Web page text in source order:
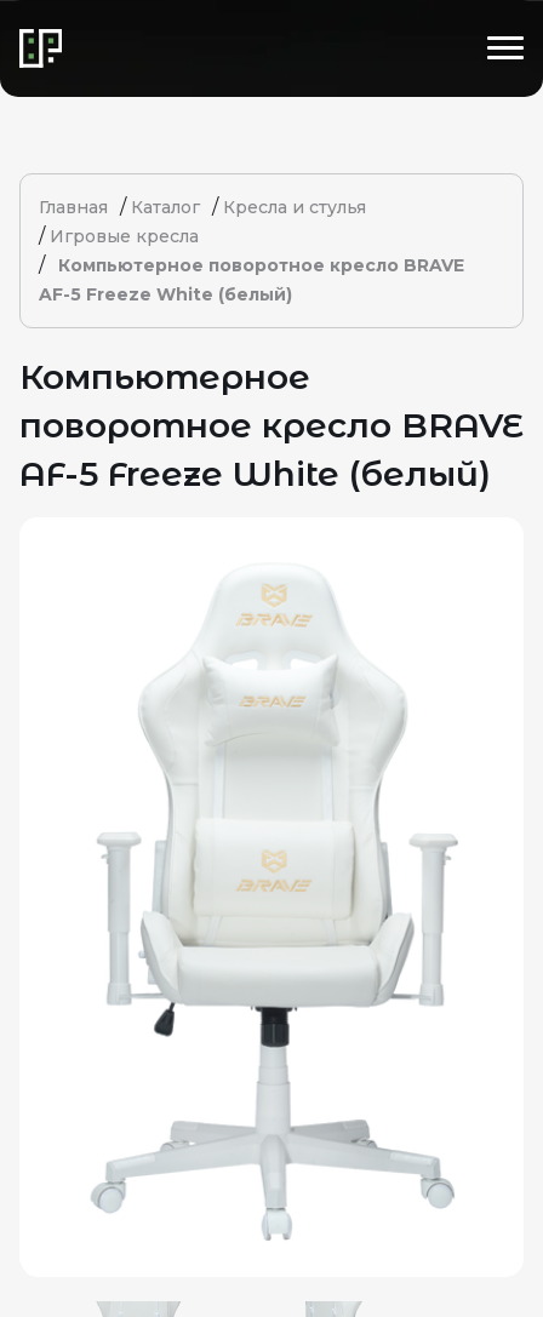
Главная / Каталог / Кресла и стулья
/ Игровые кресла
/
Компьютерное поворотное кресло BRAVE
AF-5 Freeze White (белый)
Компьютерное
поворотное кресло BRAVE
AF-5 Freeze White (белый)